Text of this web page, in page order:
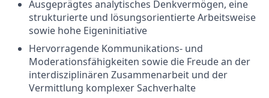
Ausgeprägtes analytisches Denkvermögen, eine
strukturierte und lösungsorientierte Arbeitsweise
sowie hohe Eigeninitiative
Hervorragende Kommunikations- und
Moderationsfähigkeiten sowie die Freude an der
interdisziplinären Zusammenarbeit und der
Vermittlung komplexer Sachverhalte